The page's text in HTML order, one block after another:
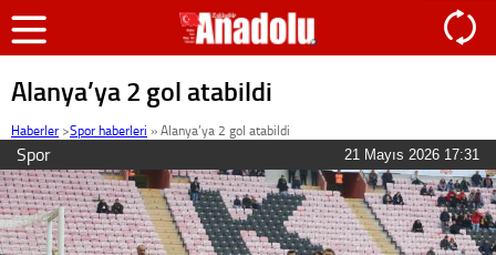
Alanya’ya 2 gol atabildi
Haberler >Spor haberleri »Alanya’ya 2 gol atabildi
Spor 21 Mayıs 2026 17:31